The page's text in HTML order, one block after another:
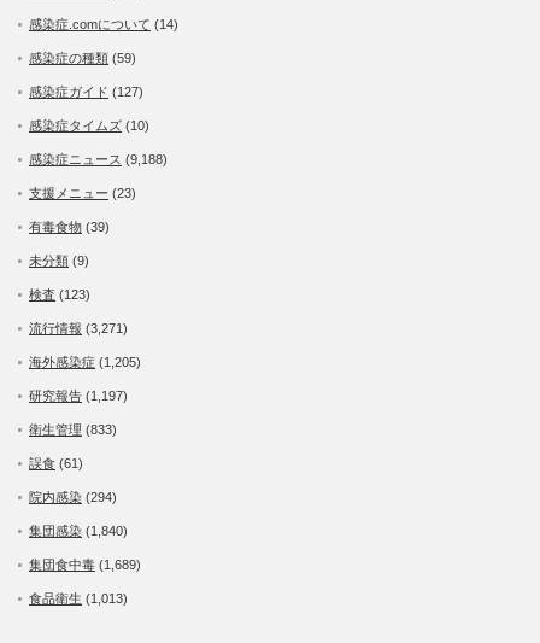
感染症.comについて (14)
感染症の種類 (59)
感染症ガイド (127)
感染症タイムズ (10)
感染症ニュース (9,188)
支援メニュー (23)
有毒食物 (39)
未分類 (9)
検査 (123)
流行情報 (3,271)
海外感染症 (1,205)
研究報告 (1,197)
衛生管理 (833)
誤食 (61)
院内感染 (294)
集団感染 (1,840)
集団食中毒 (1,689)
食品衛生 (1,013)